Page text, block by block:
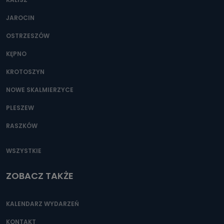
JAROCIN
OSTRZESZÓW
KĘPNO
KROTOSZYN
NOWE SKALMIERZYCE
PLESZEW
RASZKÓW
WSZYSTKIE
ZOBACZ TAKŻE
KALENDARZ WYDARZEŃ
KONTAKT